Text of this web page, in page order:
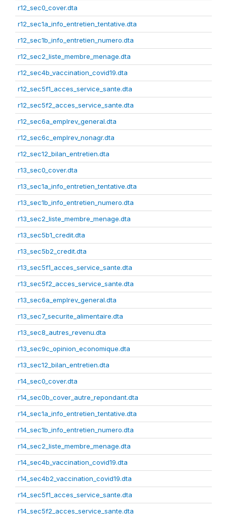
r12_sec0_cover.dta
r12_sec1a_info_entretien_tentative.dta
r12_sec1b_info_entretien_numero.dta
r12_sec2_liste_membre_menage.dta
r12_sec4b_vaccination_covid19.dta
r12_sec5f1_acces_service_sante.dta
r12_sec5f2_acces_service_sante.dta
r12_sec6a_emplrev_general.dta
r12_sec6c_emplrev_nonagr.dta
r12_sec12_bilan_entretien.dta
r13_sec0_cover.dta
r13_sec1a_info_entretien_tentative.dta
r13_sec1b_info_entretien_numero.dta
r13_sec2_liste_membre_menage.dta
r13_sec5b1_credit.dta
r13_sec5b2_credit.dta
r13_sec5f1_acces_service_sante.dta
r13_sec5f2_acces_service_sante.dta
r13_sec6a_emplrev_general.dta
r13_sec7_securite_alimentaire.dta
r13_sec8_autres_revenu.dta
r13_sec9c_opinion_economique.dta
r13_sec12_bilan_entretien.dta
r14_sec0_cover.dta
r14_sec0b_cover_autre_repondant.dta
r14_sec1a_info_entretien_tentative.dta
r14_sec1b_info_entretien_numero.dta
r14_sec2_liste_membre_menage.dta
r14_sec4b_vaccination_covid19.dta
r14_sec4b2_vaccination_covid19.dta
r14_sec5f1_acces_service_sante.dta
r14_sec5f2_acces_service_sante.dta